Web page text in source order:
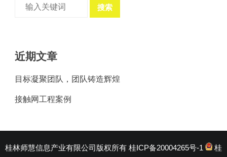
搜索
近期文章
目标凝聚团队，团队铸造辉煌
接触网工程案例
桂林师慧信息产业有限公司版权所有 桂ICP备20004265号-1
桂